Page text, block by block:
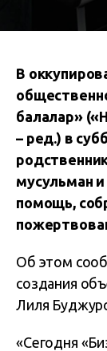
В
балалар»
– ред.) в
мусульман
помощь,
Об этом
создания
Лиля
«Сегодня